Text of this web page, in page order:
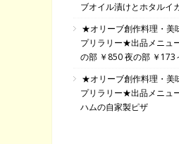
ブオイル漬けとホタルイ
★オリーブ創作料理・美
プリラリー★出品メニュ
の部 ￥850 夜の部 ￥173
★オリーブ創作料理・美
プリラリー★出品メニュ
ハムの自家製ピザ